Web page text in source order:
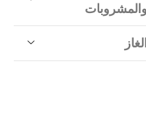
والمشروبات
الغاز